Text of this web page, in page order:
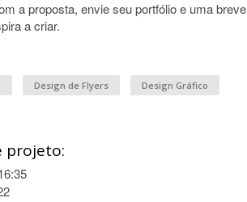
a proposta, envie seu portfólio e uma breve
a criar.
Design de Flyers
Design Gráfico
projeto: